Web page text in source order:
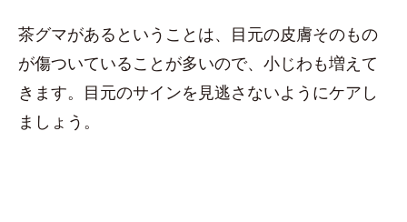
茶グマがあるということは、目元の皮膚そのもの
が傷ついていることが多いので、小じわも増えて
きます。目元のサインを見逃さないようにケアし
ましょう。